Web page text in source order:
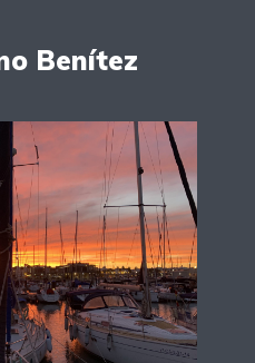
Benítez